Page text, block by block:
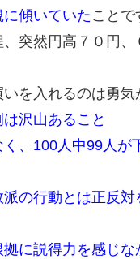
傾いていた ことで
突然円高７０円、
を入れるのは勇気
沢山あること
、100人中99人が
の行動とは正反
に説得力を感じな